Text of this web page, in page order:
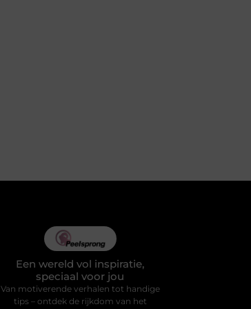
Een wereld vol inspiratie,
speciaal voor jou
Van motiverende verhalen tot handige
tips – ontdek de rijkdom van het